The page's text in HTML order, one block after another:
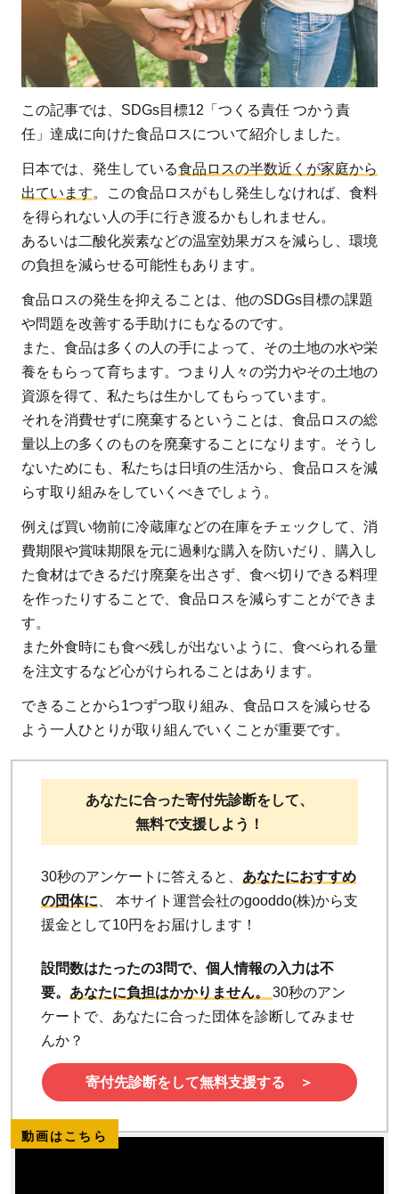
この記事では、SDGs目標12「つくる責任 つかう責
任」達成に向けた食品ロスについて紹介しました。
日本では、発生している食品ロスの半数近くが家庭から
出ています。この食品ロスがもし発生しなければ、食料
を得られない人の手に行き渡るかもしれません。
あるいは二酸化炭素などの温室効果ガスを減らし、環境
の負担を減らせる可能性もあります。
食品ロスの発生を抑えることは、他のSDGs目標の課題
や問題を改善する手助けにもなるのです。
また、食品は多くの人の手によって、その土地の水や栄
養をもらって育ちます。つまり人々の労力やその土地の
資源を得て、私たちは生かしてもらっています。
それを消費せずに廃棄するということは、食品ロスの総
量以上の多くのものを廃棄することになります。そうし
ないためにも、私たちは日頃の生活から、食品ロスを減
らす取り組みをしていくべきでしょう。
例えば買い物前に冷蔵庫などの在庫をチェックして、消
費期限や賞味期限を元に過剰な購入を防いだり、購入し
た食材はできるだけ廃棄を出さず、食べ切りできる料理
を作ったりすることで、食品ロスを減らすことができま
す。
また外食時にも食べ残しが出ないように、食べられる量
を注文するなど心がけられることはあります。
できることから1つずつ取り組み、食品ロスを減らせる
よう一人ひとりが取り組んでいくことが重要です。
あなたに合った寄付先診断をして、
無料で支援しよう！
30秒のアンケートに答えると、 あなたにおすすめ
の団体に 、 本サイト運営会社のgooddo(株)から支
援金として10円をお届けします！
設問数はたったの3問で、個人情報の入力は不
要。 あなたに負担はかかりません。 30秒のアン
ケートで、あなたに合った団体を診断してみませ
んか？
寄付先診断をして無料支援する ＞
動画はこちら